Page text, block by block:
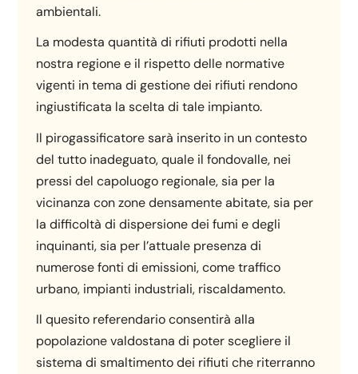
ambientali.
La modesta quantità di rifiuti prodotti nella
nostra regione e il rispetto delle normative
vigenti in tema di gestione dei rifiuti rendono
ingiustificata la scelta di tale impianto.
Il pirogassificatore sarà inserito in un contesto
del tutto inadeguato, quale il fondovalle, nei
pressi del capoluogo regionale, sia per la
vicinanza con zone densamente abitate, sia per
la difficoltà di dispersione dei fumi e degli
inquinanti, sia per l’attuale presenza di
numerose fonti di emissioni, come traffico
urbano, impianti industriali, riscaldamento.
Il quesito referendario consentirà alla
popolazione valdostana di poter scegliere il
sistema di smaltimento dei rifiuti che riterranno